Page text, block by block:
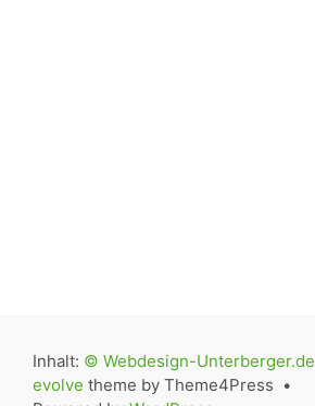
Inhalt: © Webdesign-Unterberger.de
evolve theme by Theme4Press •